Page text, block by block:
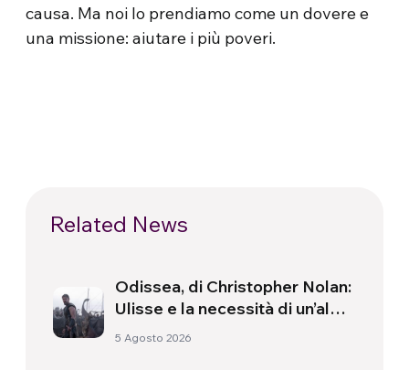
causa. Ma noi lo prendiamo come un dovere e
una missione: aiutare i più poveri.
Related News
Odissea, di Christopher Nolan:
Ulisse e la necessità di un’alba
nuova
5 Agosto 2026